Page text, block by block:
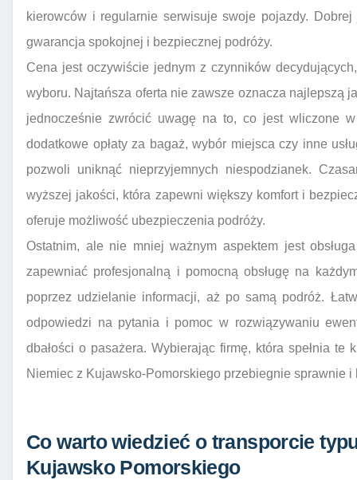
kierowców i regularnie serwisuje swoje pojazdy.
gwarancja spokojnej i bezpiecznej podróży.
Cena jest oczywiście jednym z czynników
wyboru. Najtańsza oferta nie zawsze oznacza najlepszą
jednocześnie zwrócić uwagę na to, co jest wliczone
dodatkowe opłaty za bagaż, wybór miejsca czy inne
pozwoli uniknąć nieprzyjemnych niespodzianek.
wyższej jakości, która zapewni większy komfort i
oferuje możliwość ubezpieczenia podróży.
Ostatnim, ale nie mniej ważnym aspektem jest
zapewniać profesjonalną i pomocną obsługę na
poprzez udzielanie informacji, aż po samą podróż.
odpowiedzi na pytania i pomoc w rozwiązywaniu
dbałości o pasażera. Wybierając firmę, która spełnia
Niemiec z Kujawsko-Pomorskiego przebiegnie sprawnie i
Co warto wiedzieć o transporcie
Kujawsko Pomorskiego